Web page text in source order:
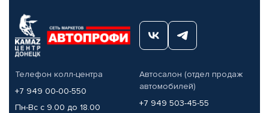
Телефон колл-центра
+7 949 00-00-550
Пн-Вс с 9.00 до 18.00
Автосалон (отдел продаж
автомобилей)
+7 949 503-45-55